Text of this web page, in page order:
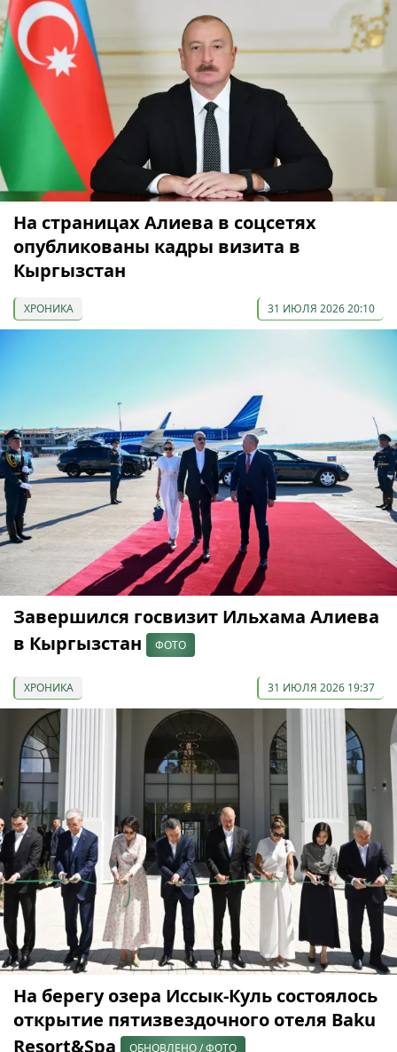
На страницах Алиева в соцсетях
опубликованы кадры визита в
Кыргызстан
ХРОНИКА 31 ИЮЛЯ 2026 20:10
Завершился госвизит Ильхама Алиева
в Кыргызстан
ФОТО
ХРОНИКА 31 ИЮЛЯ 2026 19:37
На берегу озера Иссык-Куль состоялось
открытие пятизвездочного отеля Baku
Resort&Spa
ОБНОВЛЕНО / ФОТО